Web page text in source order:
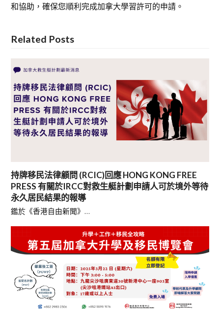
和協助，確保您順利完成加拿大學習許可的申請。
Related Posts
持牌移民法律顧問 (RCIC)回應 HONG KONG FREE
PRESS 有關於IRCC對救生艇計劃申請人可於境外等待
永久居民結果的報導
鑑於《香港自由新聞》…